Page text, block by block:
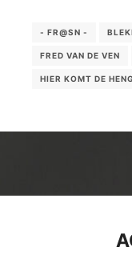
- FR@SN -
FRED VAN DE VEN
HIER KOMT DE